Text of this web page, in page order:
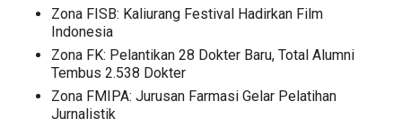
Zona FISB: Kaliurang Festival Hadirkan Film
Indonesia
Zona FK: Pelantikan 28 Dokter Baru, Total Alumni
Tembus 2.538 Dokter
Zona FMIPA: Jurusan Farmasi Gelar Pelatihan
Jurnalistik